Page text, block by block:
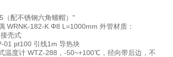
（配不锈钢六角螺帽）"
WRNK-182-K Φ8 L=1000mm 外管材质：
壳式
01 pt100 引线1m 导热块
温度计 WTZ-288，-50~+100℃，径向带后边，不